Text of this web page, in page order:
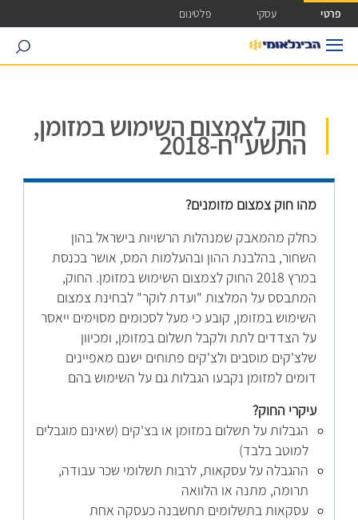
גישה ישירה לכפתור כניסה לחשבונך
פרטי עסקי פלטינום
search
חוק לצמצום השימוש במזומן,
התשע"ח-2018
מהו חוק צמצום מזומנים?
כחלק מהמאבק שמנהלות הרשויות בישראל בהון
השחור, בהלבנת ההון ובהעלמות המס, אושר בכנסת
במרץ 2018 החוק לצמצום השימוש במזומן. החוק,
המתבסס על המלצות "ועדת לוקר" לבחינת צמצום
השימוש במזומן, קובע כי מעל לסכומים מסוימים ייאסר
על הצדדים לתת ולקבל תשלום במזומן, ומכיוון
שלצ'קים מוסבים ולצ'קים פתוחים ישנם מאפיינים
דומים למזומן נקבעו הגבלות גם על השימוש בהם
עיקרי החוק?
הגבלות על תשלום במזומן או בצ'קים (שאינם מוגבלים
למוטב בלבד)
ההגבלה על עסקאות, לרבות תשלומי שכר עבודה,
תרומה, מתנה או הלוואה
עסקאות בתשלומים תחשבנה כעסקה אחת